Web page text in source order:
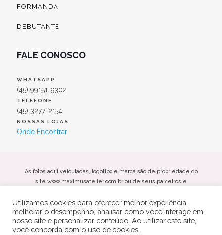
FORMANDA
DEBUTANTE
FALE CONOSCO
WHATSAPP
(45) 99151-9302
TELEFONE
(45) 3277-2154
NOSSAS LOJAS
Onde Encontrar
As fotos aqui veiculadas, logotipo e marca são de propriedade do
site www.maximusatelier.com.br ou de seus parceiros e
expressa autorização da administradora do site.
Maximus Noivas e Festas Eireli - CNPJ: 26.469.885/0001-66
Av. Maripá, 4866, Centro - Toledo/PR Cep: 85901-000
Utilizamos cookies para oferecer melhor experiência,
melhorar o desempenho, analisar como você interage em
nosso site e personalizar conteúdo. Ao utilizar este site,
você concorda com o uso de cookies.